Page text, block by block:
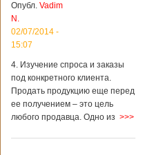
вещах, которые
больше всего
удивляют туристов
в Поднебесной.
в метрополитене В
Пекине или
Шанхае терактов
не было, да и весь
Китай в этом
считается
Опубл. Vadim
N.
02/07/2014 -
15:07
4. Изучение спроса и заказы
под конкретного клиента.
Продать продукцию еще перед
ее получением – это цель
любого продавца. Одно из >>>